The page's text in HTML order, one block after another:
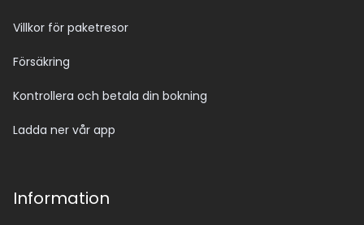
Villkor för paketresor
Försäkring
Kontrollera och betala din bokning
Ladda ner vår app
Information